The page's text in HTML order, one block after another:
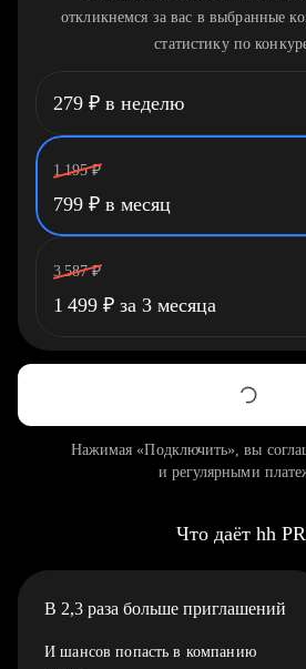
откликнемся за вас в выбранные
статистику по
279 ₽ в неделю
1 195 ₽
799 ₽ в месяц
3 587 ₽
1 499 ₽ за 3 месяца
Нажимая «Подключить», вы
и регулярными
Что даёт hh
В 2,3 раза больше приглашений
И шансов попасть в компанию